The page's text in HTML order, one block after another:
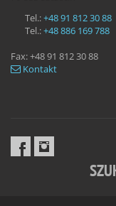
Tel.:+48 91 812 30 88
Tel.:+48 886 169 788
Fax:+48 91 812 30 88
Kontakt